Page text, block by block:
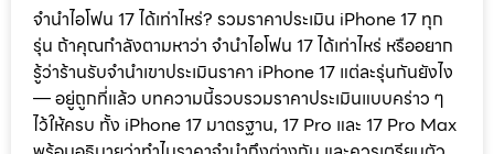
จำนำไอโฟน 17 ได้เท่าไหร่? รวมราคาประเมิน iPhone 17 ทุก
รุ่น ถ้าคุณกำลังตามหาว่า จำนำไอโฟน 17 ได้เท่าไหร่ หรืออยาก
รู้ว่าร้านรับจำนำเขาประเมินราคา iPhone 17 แต่ละรุ่นกันยังไง
— อยู่ถูกที่แล้ว บทความนี้รวบรวมราคาประเมินแบบคร่าว ๆ
ไว้ให้ครบ ทั้ง iPhone 17 มาตรฐาน, 17 Pro และ 17 Pro Max